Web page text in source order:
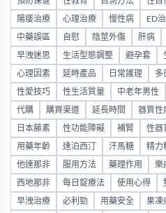
陽痿治療 心理治療 慢性病 ED
中藥誤區 自慰 陰莖外傷 肝病
早洩迷思 生活型態調整 避孕套
心理因素 延時產品 日常護理 多
性愛技巧 性生活質量 中老年男性
代購 購買渠道 延長時間 器質性
日本藤素 性功能障礙 補腎 性器
用藥年齡 達泊西汀 汗馬糖 精力
他達那非 服用方法 藥理作用 樂
西地那非 每日錠療法 使用心得
早洩治療 必利勁 用藥安全 果凍